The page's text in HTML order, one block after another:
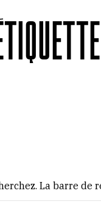
La barre